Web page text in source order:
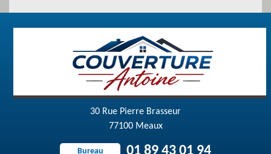
30 Rue Pierre Brasseur
77100 Meaux
Bureau 01 89 43 01 94